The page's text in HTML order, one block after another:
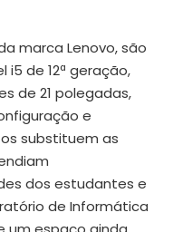
marca Lenovo, são
de 12ª geração,
de 21 polegadas,
e
substituem as
dos estudantes e
de Informática